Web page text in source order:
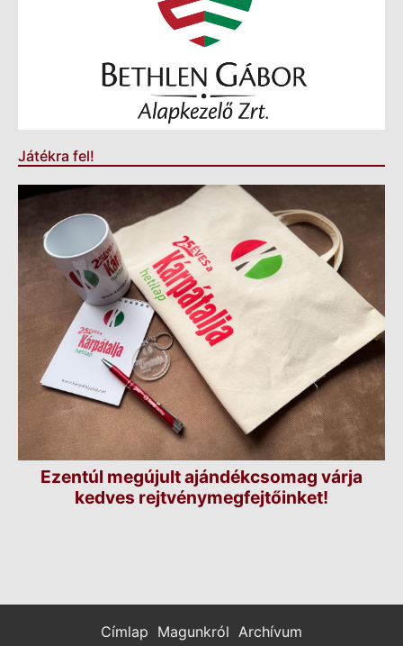
Játékra fel!
Ezentúl megújult ajándékcsomag várja
kedves rejtvénymegfejtőinket!
Címlap Magunkról Archívum